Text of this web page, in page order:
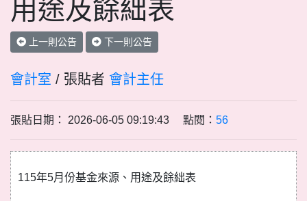
用途及餘絀表
上一則公告 下一則公告
會計室 / 張貼者 會計主任
張貼日期： 2026-06-05 09:19:43 點閱： 56
115年5月份基金來源、用途及餘絀表